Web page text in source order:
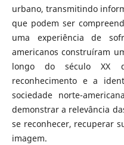
urbano, transmitindo
que podem ser
uma experiência de
americanos construíram
longo do século XX
reconhecimento e a
sociedade norte-
demonstrar a relevância
se reconhecer, recuperar
imagem.